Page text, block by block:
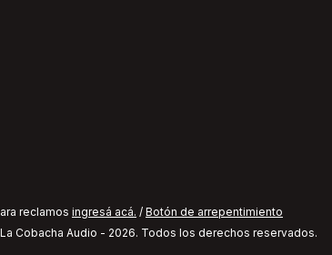
reclamos ingresá acá. / Botón de arrepentimiento
Cobacha Audio - 2026. Todos los derechos reservados.